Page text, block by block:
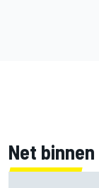
Net binnen